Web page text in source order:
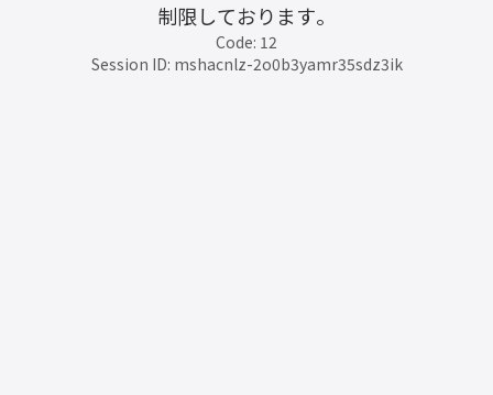
制限しております。
Code: 12
Session ID: mshacnlz-2o0b3yamr35sdz3ik